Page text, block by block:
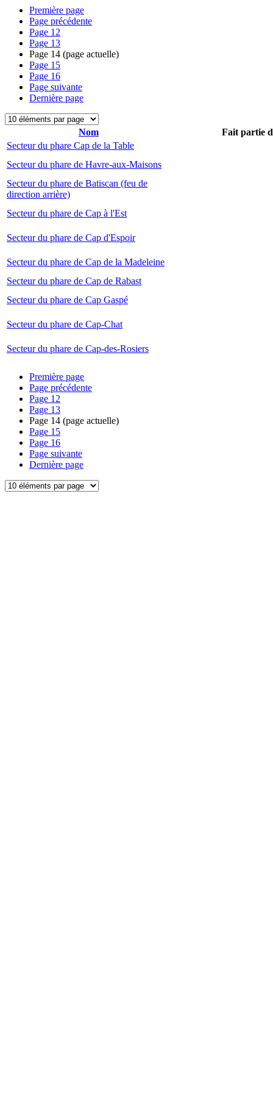
Première page
Page précédente
Page 12
Page 13
Page 14 (page actuelle)
Page 15
Page 16
Page suivante
Dernière page
Nom
Fait partie
Secteur du phare Cap de la Table
Secteur du phare de Havre-aux-Maisons
Secteur du phare de Batiscan (feu de
direction arrière)
Secteur du phare de Cap à l'Est
Secteur du phare de Cap d'Espoir
Secteur du phare de Cap de la Madeleine
Secteur du phare de Cap de Rabast
Secteur du phare de Cap Gaspé
Secteur du phare de Cap-Chat
Secteur du phare de Cap-des-Rosiers
Première page
Page précédente
Page 12
Page 13
Page 14 (page actuelle)
Page 15
Page 16
Page suivante
Dernière page